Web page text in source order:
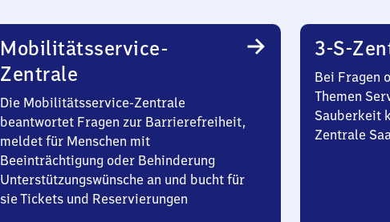
Mobilitätsservice-
Zentrale
Die Mobilitätsservice-Zentrale
beantwortet Fragen zur Barrierefreiheit,
meldet für Menschen mit
Beeinträchtigung oder Behinderung
Unterstützungswünsche an und bucht für
sie Tickets und Reservierungen
3-S-
Bei Fragen
Themen
Sauberkeit
Zentrale